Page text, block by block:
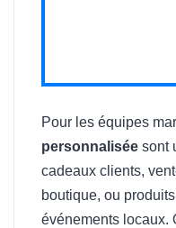
Pour les équipes
personnalisée sont
cadeaux clients,
boutique, ou
événements locaux.